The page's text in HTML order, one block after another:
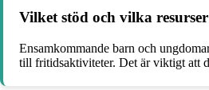
Vilket stöd och vilka
Ensamkommande barn och
till fritidsaktiviteter. Det är viktigt att